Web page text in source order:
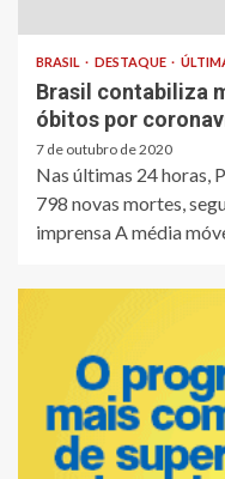
BRASIL DESTAQUE
Brasil contabiliza
óbitos por
7 de outubro de 2020
Nas últimas 24 horas,
798 novas mortes,
imprensa A média